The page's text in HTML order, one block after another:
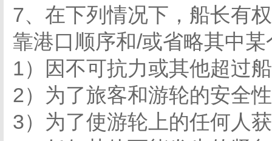
7、在下列情况下，船长有
靠港口顺序和/或省略其中
1）因不可抗力或其他超过
2）为了旅客和游轮的安全
3）为了使游轮上的任何人